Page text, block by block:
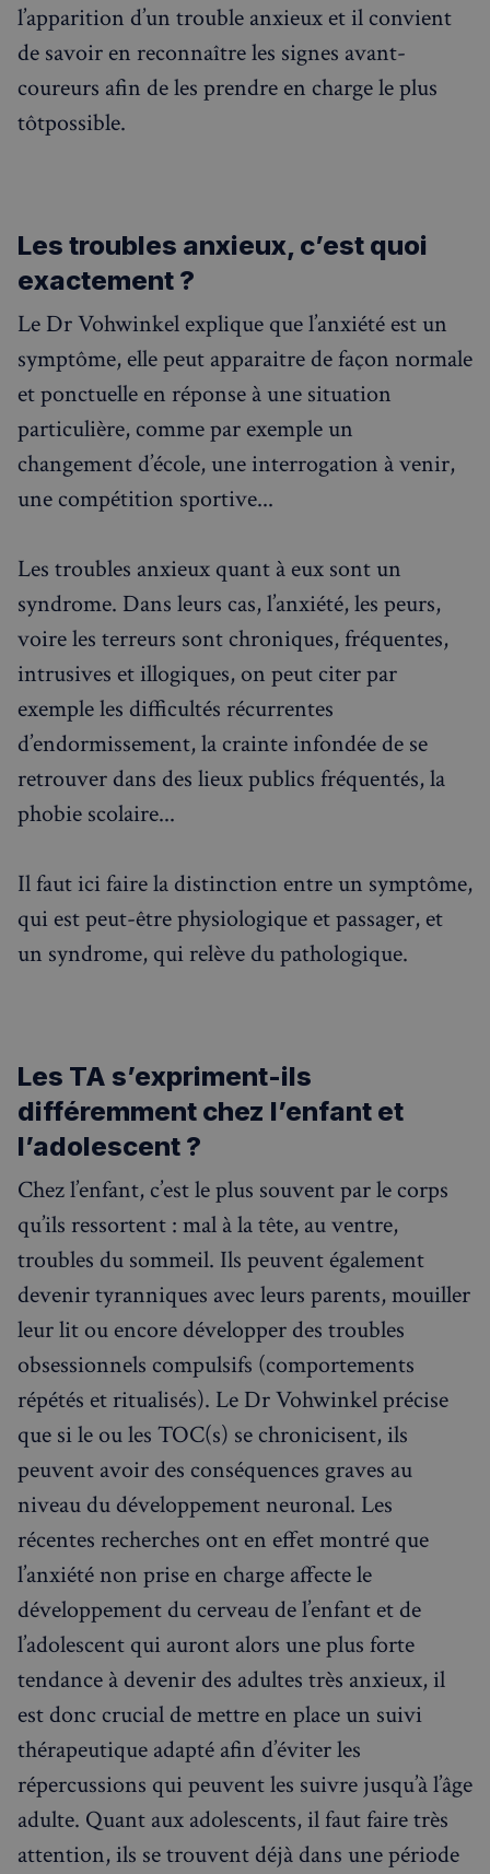
Recherche Chatbot IA
RECHERCHES POPULAIRES
Annuaire des professionnels
Visites guidées
Événements à venir
l’apparition d’un trouble anxieux et il convient
de savoir en reconnaître les signes avant-
coureurs afin de les prendre en charge le plus
tôtpossible.
Les troubles anxieux, c’est quoi
exactement ?
Le Dr Vohwinkel explique que l’anxiété est un
symptôme, elle peut apparaitre de façon normale
et ponctuelle en réponse à une situation
particulière, comme par exemple un
changement d’école, une interrogation à venir,
une compétition sportive...
Les troubles anxieux quant à eux sont un
syndrome. Dans leurs cas, l’anxiété, les peurs,
voire les terreurs sont chroniques, fréquentes,
intrusives et illogiques, on peut citer par
exemple les difficultés récurrentes
d’endormissement, la crainte infondée de se
retrouver dans des lieux publics fréquentés, la
phobie scolaire...
Il faut ici faire la distinction entre un symptôme,
qui est peut-être physiologique et passager, et
un syndrome, qui relève du pathologique.
Les TA s’expriment-ils
différemment chez l’enfant et
l’adolescent ?
Chez l’enfant, c’est le plus souvent par le corps
qu’ils ressortent : mal à la tête, au ventre,
troubles du sommeil. Ils peuvent également
devenir tyranniques avec leurs parents, mouiller
leur lit ou encore développer des troubles
obsessionnels compulsifs (comportements
répétés et ritualisés). Le Dr Vohwinkel précise
que si le ou les TOC(s) se chronicisent, ils
peuvent avoir des conséquences graves au
niveau du développement neuronal. Les
récentes recherches ont en effet montré que
l’anxiété non prise en charge affecte le
développement du cerveau de l’enfant et de
l’adolescent qui auront alors une plus forte
tendance à devenir des adultes très anxieux, il
est donc crucial de mettre en place un suivi
thérapeutique adapté afin d’éviter les
répercussions qui peuvent les suivre jusqu’à l’âge
adulte. Quant aux adolescents, il faut faire très
attention, ils se trouvent déjà dans une période